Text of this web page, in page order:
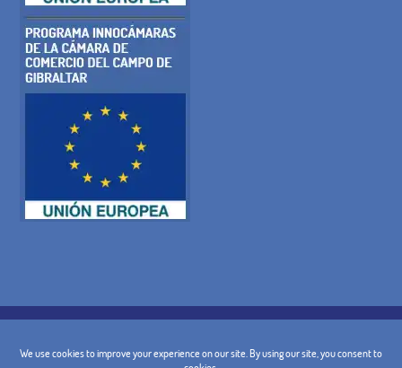
RECHTLICHE WARNUNG
ALLGEMEINE BEDINGUNGEN